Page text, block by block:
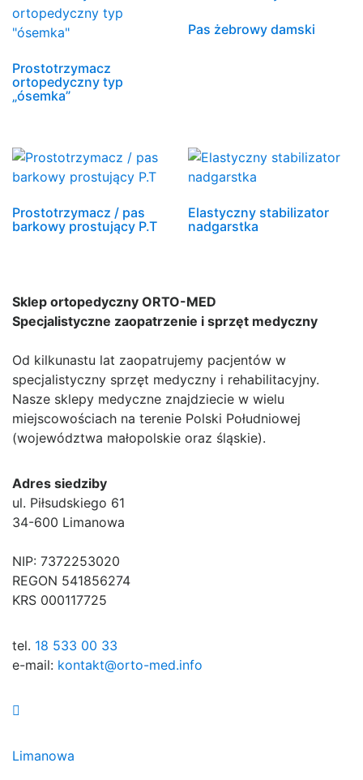
Prostotrzymacz
ortopedyczny typ
„ósemka”
Pas żebrowy damski
Prostotrzymacz / pas
barkowy prostujący P.T
Elastyczny stabilizator
nadgarstka
Sklep ortopedyczny ORTO-MED
Specjalistyczne zaopatrzenie i sprzęt medyczny
Od kilkunastu lat zaopatrujemy pacjentów w
specjalistyczny sprzęt medyczny i rehabilitacyjny.
Nasze sklepy medyczne znajdziecie w wielu
miejscowościach na terenie Polski Południowej
(województwa małopolskie oraz śląskie).
Adres siedziby
ul. Piłsudskiego 61
34-600 Limanowa
NIP: 7372253020
REGON 541856274
KRS 000117725
tel. 18 533 00 33
e-mail: kontakt@orto-med.info
Limanowa